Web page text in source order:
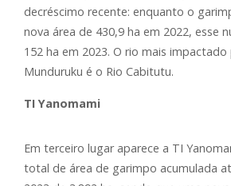
decréscimo recente: enquanto o
nova área de 430,9 ha em 2022, esse
152 ha em 2023. O rio mais
Munduruku é o Rio Cabitutu.
TI Yanomami
Em terceiro lugar aparece a TI
total de área de garimpo acumulada